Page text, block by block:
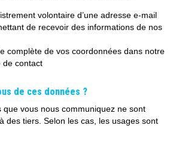
volontaire d’une adresse e-mail
de recevoir des informations de nos
complète de vos coordonnées dans notre
de contact
de ces données ?
que vous nous communiquez ne sont
des tiers. Selon les cas, les usages sont